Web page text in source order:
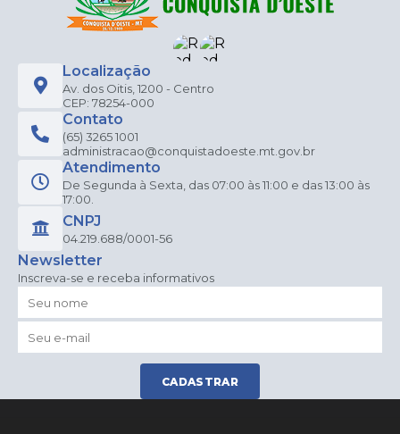
Localização
Av. dos Oitis, 1200 - Centro
CEP: 78254-000
Contato
(65) 3265 1001
administracao@conquistadoeste.mt.gov.br
Atendimento
De Segunda à Sexta, das 07:00 às 11:00 e das 13:00 às
17:00.
CNPJ
04.219.688/0001-56
Newsletter
Inscreva-se e receba informativos
CADASTRAR